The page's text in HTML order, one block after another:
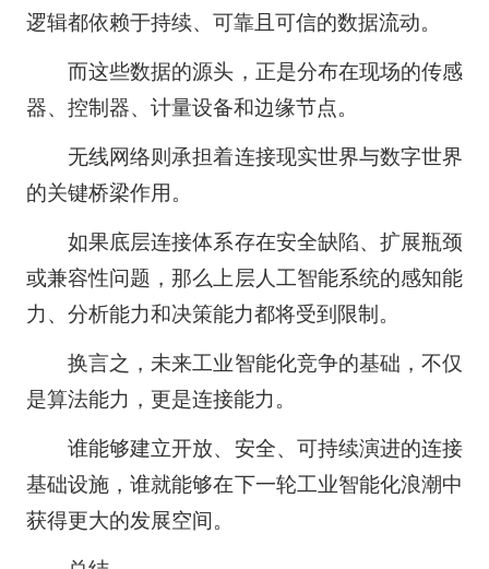
逻辑都依赖于持续、可靠且可信的数据流动。
而这些数据的源头，正是分布在现场的传感
器、控制器、计量设备和边缘节点。
无线网络则承担着连接现实世界与数字世界
的关键桥梁作用。
如果底层连接体系存在安全缺陷、扩展瓶颈
或兼容性问题，那么上层人工智能系统的感知能
力、分析能力和决策能力都将受到限制。
换言之，未来工业智能化竞争的基础，不仅
是算法能力，更是连接能力。
谁能够建立开放、安全、可持续演进的连接
基础设施，谁就能够在下一轮工业智能化浪潮中
获得更大的发展空间。